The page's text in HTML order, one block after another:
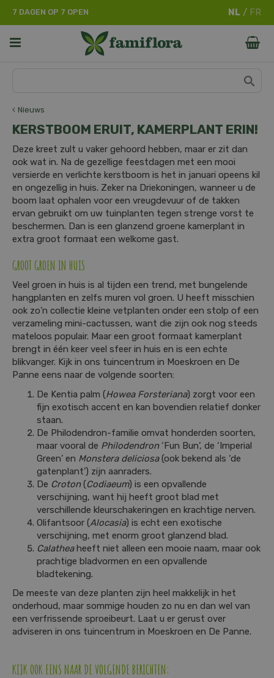
Nieuws
7 DAGEN OP 7 OPEN
KERSTBOOM ERUIT, KAMERPLANT ERIN!
Deze kreet zult u vaker gehoord hebben, maar er zit dan
ook wat in. Na de gezellige feestdagen met een mooi
versierde en verlichte kerstboom is het in januari opeens kil
en ongezellig in huis. Zeker na Driekoningen, wanneer u de
boom laat ophalen voor een vreugdevuur of de takken
ervan gebruikt om uw tuinplanten tegen strenge vorst te
beschermen. Dan is een glanzend groene kamerplant in
extra groot formaat een welkome gast.
GROOT GROEN IN HUIS
Veel groen in huis is al tijden een trend, met bungelende
hangplanten en zelfs muren vol groen. U heeft misschien
ook zo’n collectie kleine vetplanten onder een stolp of een
verzameling mini-cactussen, want die zijn ook nog steeds
mateloos populair. Maar een groot formaat kamerplant
brengt in één keer veel sfeer in huis en is een echte
blikvanger. Kijk in ons tuincentrum in Moeskroen en De
Panne eens naar de volgende soorten:
De Kentia palm (Howea Forsteriana) zorgt voor een
fijn exotisch accent en kan bovendien relatief donker
staan.
De Philodendron-familie omvat honderden soorten,
maar vooral de Philodendron‘Fun Bun’, de ‘Imperial
Green’ en Monstera deliciosa(ook bekend als ‘de
gatenplant’) zijn aanraders.
De Croton(Codiaeum) is een opvallende
verschijning, want hij heeft groot blad met
verschillende kleurschakeringen en krachtige nerven.
Olifantsoor (Alocasia) is echt een exotische
verschijning, met enorm groot glanzend blad.
Calatheaheeft niet alleen een mooie naam, maar ook
prachtige bladvormen en een opvallende
bladtekening.
De meeste van deze planten zijn heel makkelijk in het
onderhoud, maar sommige houden zo nu en dan wel van
een verfrissende sproeibeurt. Laat u er gerust over
adviseren in ons tuincentrum in Moeskroen en De Panne.
KIJK OOK EENS NAAR DE VOLGENDE BERICHTEN: